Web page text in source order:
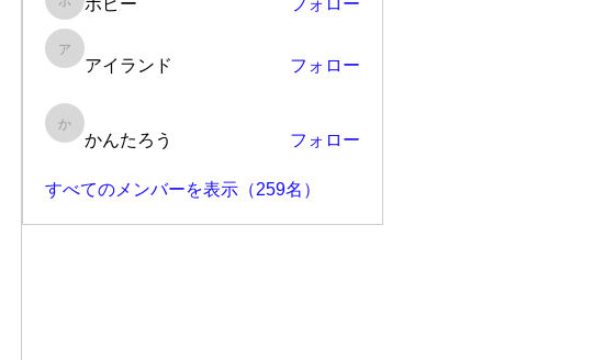
ポピーポピー フォロー
アイランド
アイランド フォロー
かんたろう
かんたろう フォロー
すべてのメンバーを表示（259名）